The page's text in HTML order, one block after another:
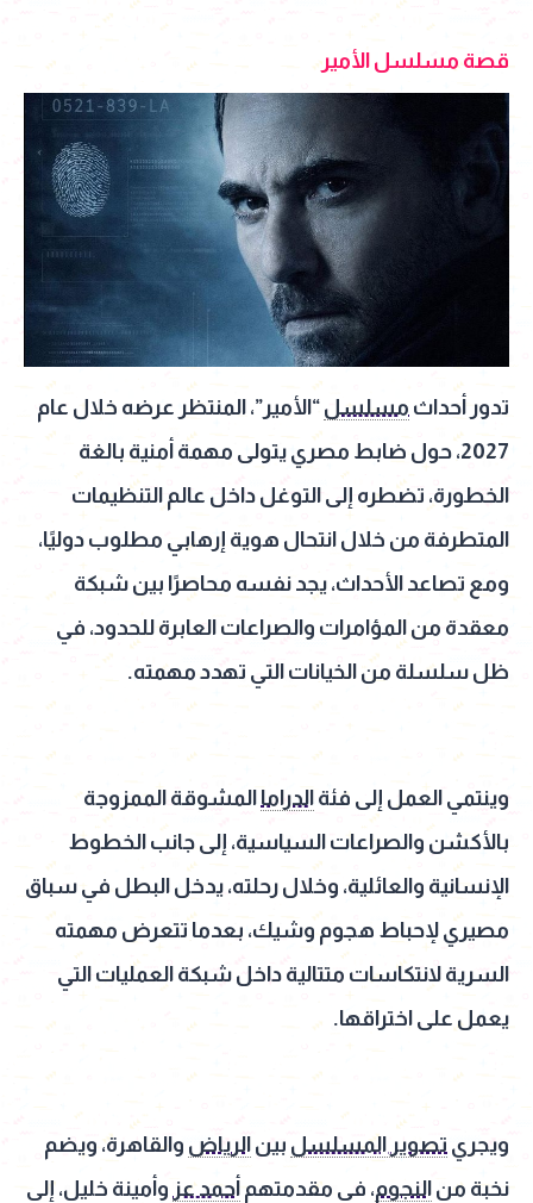
قصة مسلسل الأمير
تدور أحداث مسلسل “الأمير”، المنتظر عرضه خلال عام
2027، حول ضابط مصري يتولى مهمة أمنية بالغة
الخطورة، تضطره إلى التوغل داخل عالم التنظيمات
المتطرفة من خلال انتحال هوية إرهابي مطلوب دوليًا،
ومع تصاعد الأحداث، يجد نفسه محاصرًا بين شبكة
معقدة من المؤامرات والصراعات العابرة للحدود، في
ظل سلسلة من الخيانات التي تهدد مهمته.
وينتمي العمل إلى فئة الدراما المشوقة الممزوجة
بالأكشن والصراعات السياسية، إلى جانب الخطوط
الإنسانية والعائلية، وخلال رحلته، يدخل البطل في سباق
مصيري لإحباط هجوم وشيك، بعدما تتعرض مهمته
السرية لانتكاسات متتالية داخل شبكة العمليات التي
يعمل على اختراقها.
ويجري تصوير المسلسل بين الرياض والقاهرة، ويضم
نخبة من النجوم، في مقدمتهم أحمد عز وأمينة خليل، إلى